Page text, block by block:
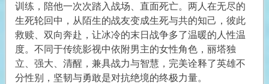
训练，陪他一次次踏入战场、直面死亡。两人在无尽的
生死轮回中，从陌生的战友变成生死与共的知己，彼此
救赎、双向奔赴，让冰冷的末日战争多了温暖的人性温
度。不同于传统影视中依附男主的女性角色，丽塔独
立、强大、清醒，兼具战力与智慧，完美诠释了英雄不
分性别，坚韧与勇敢是对抗绝境的终极力量。